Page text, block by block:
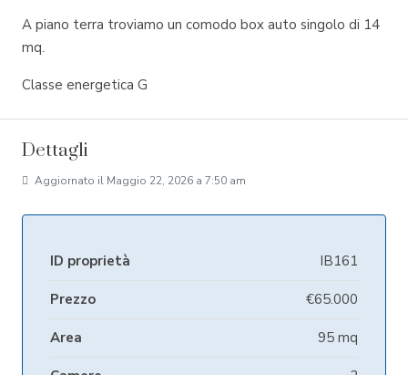
A piano terra troviamo un comodo box auto singolo di 14
mq.
Classe energetica G
Dettagli
Aggiornato il Maggio 22, 2026 a 7:50 am
ID proprietà IB161
Prezzo €65.000
Area 95 mq